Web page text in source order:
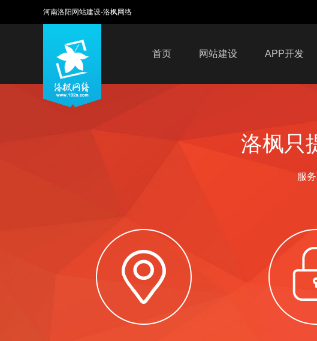
河南洛阳网站建设-洛枫网络
首页 网站建设 APP开发
洛枫只
服